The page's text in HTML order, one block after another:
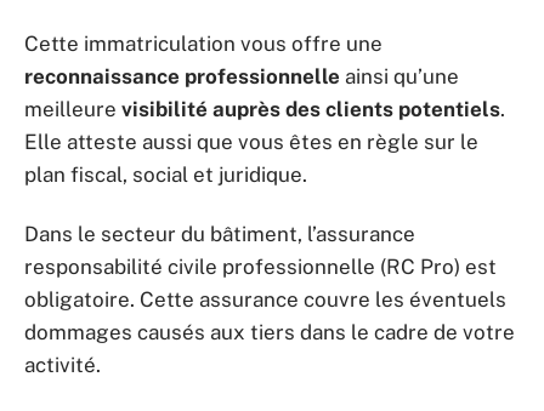
Cette immatriculation vous offre une
reconnaissance professionnelle ainsi qu’une
meilleure visibilité auprès des clients potentiels.
Elle atteste aussi que vous êtes en règle sur le
plan fiscal, social et juridique.
Dans le secteur du bâtiment, l’assurance
responsabilité civile professionnelle (RC Pro) est
obligatoire. Cette assurance couvre les éventuels
dommages causés aux tiers dans le cadre de votre
activité.